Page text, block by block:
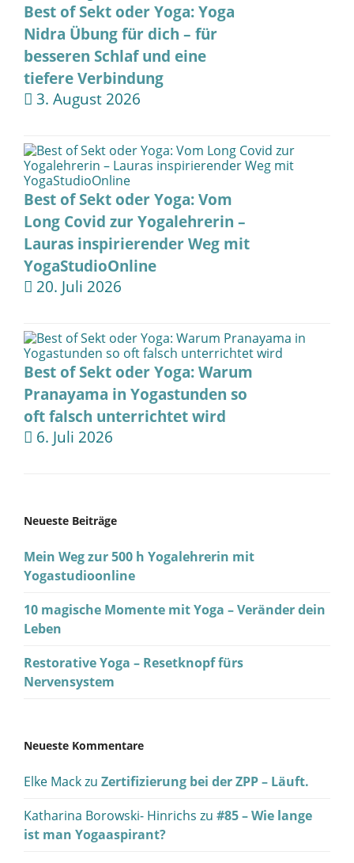
Best of Sekt oder Yoga: Yoga
Nidra Übung für dich – für
besseren Schlaf und eine
tiefere Verbindung
3. August 2026
Best of Sekt oder Yoga: Vom
Long Covid zur Yogalehrerin –
Lauras inspirierender Weg mit
YogaStudioOnline
20. Juli 2026
Best of Sekt oder Yoga: Warum
Pranayama in Yogastunden so
oft falsch unterrichtet wird
6. Juli 2026
Neueste Beiträge
Mein Weg zur 500 h Yogalehrerin mit
Yogastudioonline
10 magische Momente mit Yoga – Veränder dein
Leben
Restorative Yoga – Resetknopf fürs
Nervensystem
Neueste Kommentare
Elke Mackzu Zertifizierung bei der ZPP – Läuft.
Katharina Borowski- Hinrichs zu #85 – Wie lange
ist man Yogaaspirant?